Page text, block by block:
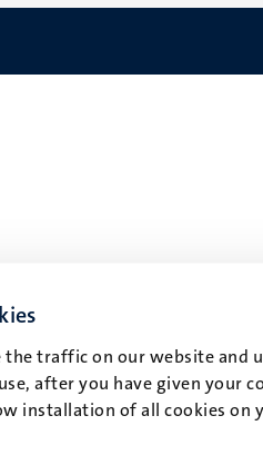
the traffic on our website
after you have given your
installation of all cookies